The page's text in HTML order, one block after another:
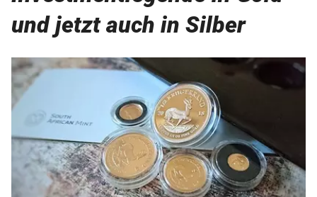
Gold-Anlagemünzen für Einsteiger
Krügerrand
und jetzt auch in Silber